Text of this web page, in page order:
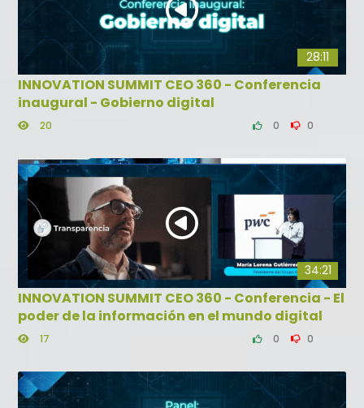
28:11
INNOVATION SUMMIT CEO 360 - Conferencia
inaugural - Gobierno digital
20 0 0
34:21
INNOVATION SUMMIT CEO 360 - Conferencia - El
poder de la información en el mundo digital
17 0 0